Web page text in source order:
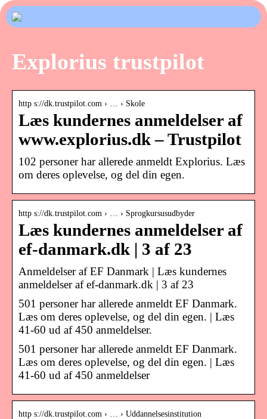
Explorius trustpilot
http s://dk.trustpilot.com › … › Skole
Læs kundernes anmeldelser af
www.explorius.dk – Trustpilot
102 personer har allerede anmeldt Explorius. Læs
om deres oplevelse, og del din egen.
http s://dk.trustpilot.com › … › Sprogkursusudbyder
Læs kundernes anmeldelser af
ef-danmark.dk | 3 af 23
Anmeldelser af EF Danmark | Læs kundernes
anmeldelser af ef-danmark.dk | 3 af 23
501 personer har allerede anmeldt EF Danmark.
Læs om deres oplevelse, og del din egen. | Læs
41-60 ud af 450 anmeldelser.
501 personer har allerede anmeldt EF Danmark.
Læs om deres oplevelse, og del din egen. | Læs
41-60 ud af 450 anmeldelser
http s://dk.trustpilot.com › … › Uddannelsesinstitution